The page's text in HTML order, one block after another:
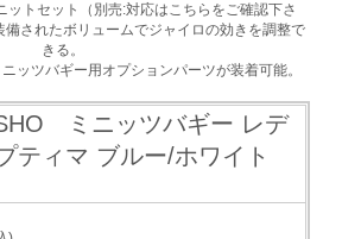
ットセット（別売:対応はこちらをご確認下さ
されたボリュームでジャイロの効きを調整で
きる。
ッツバギー用オプションパーツが装着可能。
ミニッツバギー レデ
ティマ ブルー/ホワイト